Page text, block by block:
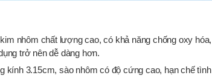
nhôm chất lượng cao, có khả năng chống oxy hóa,
trở nên dễ dàng hơn.
kính 3.15cm, sào nhôm có độ cứng cao, hạn chế tình